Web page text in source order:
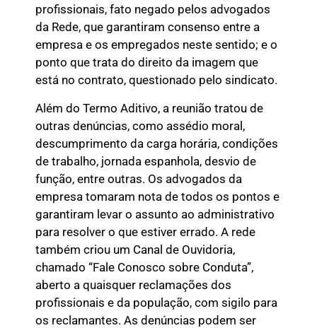
profissionais, fato negado pelos advogados
da Rede, que garantiram consenso entre a
empresa e os empregados neste sentido; e o
ponto que trata do direito da imagem que
está no contrato, questionado pelo sindicato.
Além do Termo Aditivo, a reunião tratou de
outras denúncias, como assédio moral,
descumprimento da carga horária, condições
de trabalho, jornada espanhola, desvio de
função, entre outras. Os advogados da
empresa tomaram nota de todos os pontos e
garantiram levar o assunto ao administrativo
para resolver o que estiver errado. A rede
também criou um Canal de Ouvidoria,
chamado “Fale Conosco sobre Conduta”,
aberto a quaisquer reclamações dos
profissionais e da população, com sigilo para
os reclamantes. As denúncias podem ser